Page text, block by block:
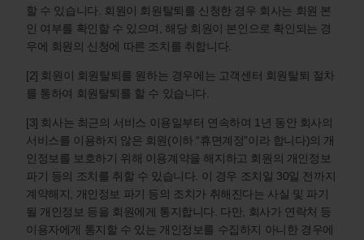
할 수 있습니다. 회원이 회원탈퇴를 신청한 경우 회사는 회원 본
인 여부를 확인할 수 있으며, 해당 회원이 본인으로 확인되는 경
우에 회원의 신청에 따른 조치를 취합니다.
[2] 회원이 회원탈퇴를 원하는 경우에는 고객센터 회원탈퇴 절차
를 통하여 회원탈퇴를 할 수 있습니다.
[3] 회사는 최근의 서비스 이용일부터 연속하여 1년 동안 회사의
서비스를 이용하지 않은 회원(이하 “휴면계정”이라 합니다)의 개
인정보를 보호하기 위해 이용계약을 해지하고 회원의 개인정보
파기 등의 조치를 취할 수 있습니다. 이 경우 조치일 30일 전까지
계약해지, 개인정보 파기 등의 조치가 취해진다는 사실 및 파기
될 개인정보 등을 회원에게 통지합니다. 다만, 회사가 연락처 등
이용자에게 통지할 수 있는 개인정보를 수집하지 아니한 경우에